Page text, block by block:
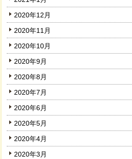
2020年12月
2020年11月
2020年10月
2020年9月
2020年8月
2020年7月
2020年6月
2020年5月
2020年4月
2020年3月